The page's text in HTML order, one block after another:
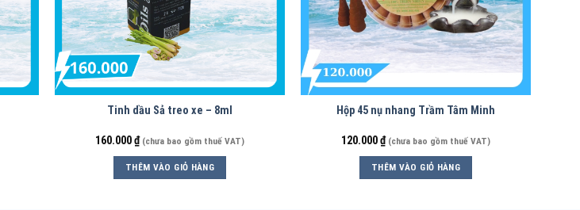
Tinh dầu Sả treo xe – 8ml
160.000₫ (chưa bao gồm thuế VAT)
THÊM VÀO GIỎ HÀNG
Hộp 45 nụ nhang Trầm Tâm Minh
120.000₫ (chưa bao gồm thuế VAT)
THÊM VÀO GIỎ HÀNG